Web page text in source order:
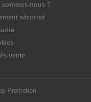
sommes-nous ?
sécurisé
vente
Promotion